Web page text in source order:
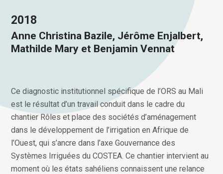
2018
Anne Christina Bazile, Jérôme Enjalbert,
Mathilde Mary et Benjamin Vennat
Ce diagnostic institutionnel spécifique de l’ORS au Mali
est le résultat d’un travail conduit dans le cadre du
chantier Rôles et place des sociétés d’aménagement
dans le développement de l’irrigation en Afrique de
l’Ouest, qui s’ancre dans l’axe Gouvernance des
Systèmes Irriguées du COSTEA. Ce chantier intervient au
moment où les états sahéliens connaissent une relance